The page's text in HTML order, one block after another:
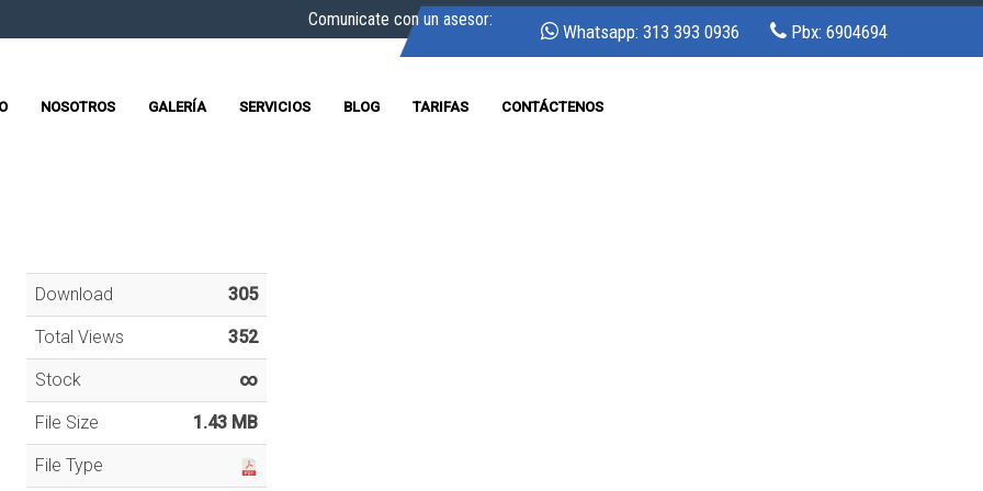
Comunicate con un asesor:
Whatsapp: 313 393 0936 Pbx: 6904694
NOSOTROS GALERÍA SERVICIOS BLOG TARIFAS CONTÁCTENOS
Download 305
Total Views 352
Stock ∞
File Size 1.43 MB
File Type